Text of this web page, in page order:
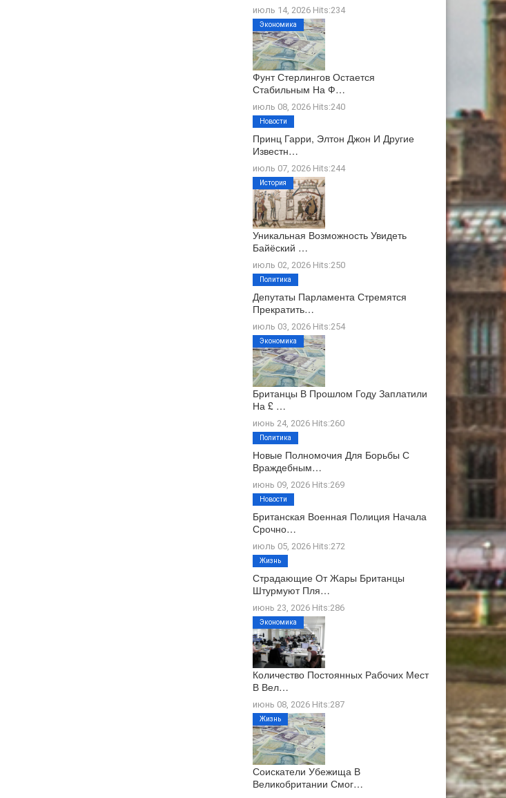
июль 14, 2026 Hits:234
Фунт Стерлингов Остается
Стабильным На Ф…
июль 08, 2026 Hits:240
Экономика
Принц Гарри, Элтон Джон И Другие
Известн…
июль 07, 2026 Hits:244
Новости
Уникальная Возможность Увидеть
Байёский …
июль 02, 2026 Hits:250
История
Депутаты Парламента Стремятся
Прекратить…
июль 03, 2026 Hits:254
Политика
Британцы В Прошлом Году Заплатили
На £ …
июнь 24, 2026 Hits:260
Экономика
Новые Полномочия Для Борьбы С
Враждебным…
июнь 09, 2026 Hits:269
Политика
Британская Военная Полиция Начала
Срочно…
июль 05, 2026 Hits:272
Новости
Страдающие От Жары Британцы
Штурмуют Пля…
июнь 23, 2026 Hits:286
Жизнь
Количество Постоянных Рабочих Мест
В Вел…
июнь 08, 2026 Hits:287
Экономика
Соискатели Убежища В
Великобритании Смог…
Жизнь